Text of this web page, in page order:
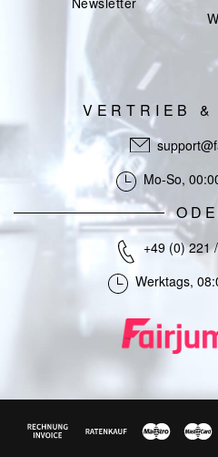
VERTRIEB &
Mo-So,
+49 (0) 221
Werktags,